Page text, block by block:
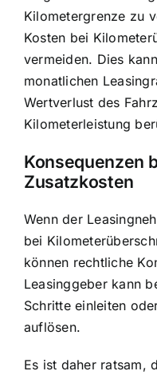
Kilometergrenze zu
Kosten bei
vermeiden. Dies
monatlichen
Wertverlust des
Kilometerleistung
Konsequenzen
Zusatzkosten
Wenn der
bei
können rechtliche
Leasinggeber kann
Schritte einleiten
auflösen.
Es ist daher ratsam,